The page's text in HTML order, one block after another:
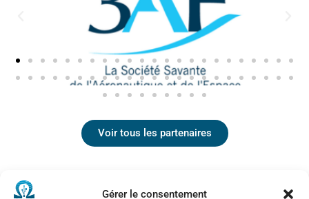
Gérer le consentement
Voir tous les partenaires